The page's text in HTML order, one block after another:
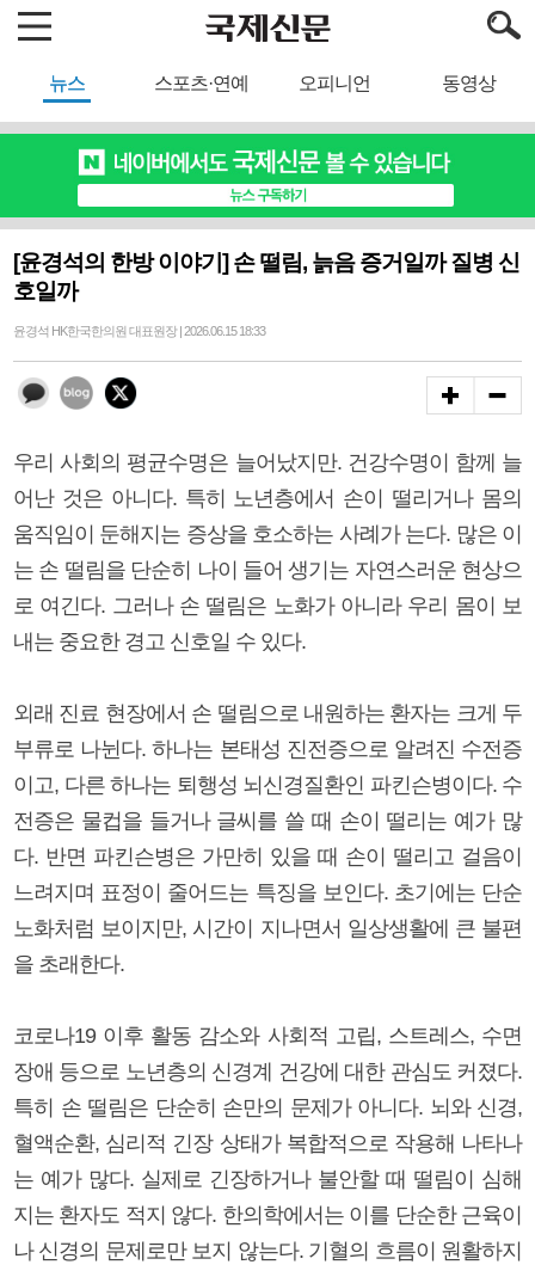
뉴스 스포츠·연예 오피니언 동영상
[윤경석의 한방 이야기] 손 떨림, 늙음 증거일까 질병 신
호일까
윤경석 HK한국한의원 대표원장 | 2026.06.15 18:33
우리 사회의 평균수명은 늘어났지만. 건강수명이 함께 늘
어난 것은 아니다. 특히 노년층에서 손이 떨리거나 몸의
움직임이 둔해지는 증상을 호소하는 사례가 는다. 많은 이
는 손 떨림을 단순히 나이 들어 생기는 자연스러운 현상으
로 여긴다. 그러나 손 떨림은 노화가 아니라 우리 몸이 보
내는 중요한 경고 신호일 수 있다.
외래 진료 현장에서 손 떨림으로 내원하는 환자는 크게 두
부류로 나뉜다. 하나는 본태성 진전증으로 알려진 수전증
이고, 다른 하나는 퇴행성 뇌신경질환인 파킨슨병이다. 수
전증은 물컵을 들거나 글씨를 쓸 때 손이 떨리는 예가 많
다. 반면 파킨슨병은 가만히 있을 때 손이 떨리고 걸음이
느려지며 표정이 줄어드는 특징을 보인다. 초기에는 단순
노화처럼 보이지만, 시간이 지나면서 일상생활에 큰 불편
을 초래한다.
코로나19 이후 활동 감소와 사회적 고립, 스트레스, 수면
장애 등으로 노년층의 신경계 건강에 대한 관심도 커졌다.
특히 손 떨림은 단순히 손만의 문제가 아니다. 뇌와 신경,
혈액순환, 심리적 긴장 상태가 복합적으로 작용해 나타나
는 예가 많다. 실제로 긴장하거나 불안할 때 떨림이 심해
지는 환자도 적지 않다. 한의학에서는 이를 단순한 근육이
나 신경의 문제로만 보지 않는다. 기혈의 흐름이 원활하지